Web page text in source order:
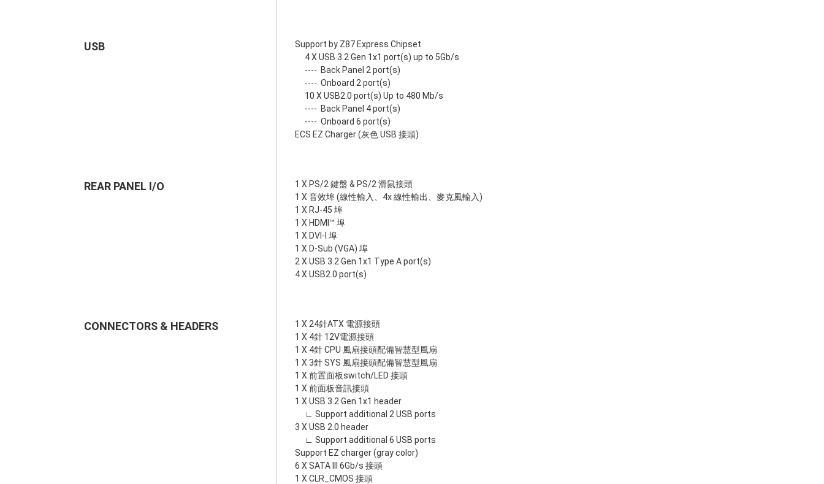
USB
Support by Z87 Express Chipset
4 X USB 3.2 Gen 1x1 port(s) up to 5Gb/s
---- Back Panel 2 port(s)
---- Onboard 2 port(s)
10 X USB2.0 port(s) Up to 480 Mb/s
---- Back Panel 4 port(s)
---- Onboard 6 port(s)
ECS EZ Charger (灰色 USB 接頭)
REAR PANEL I/O
1 X PS/2 鍵盤 & PS/2 滑鼠接頭
1 X 音效埠 (線性輸入、4x 線性輸出、麥克風輸入)
1 X RJ-45 埠
1 X HDMI™ 埠
1 X DVI-I 埠
1 X D-Sub (VGA) 埠
2 X USB 3.2 Gen 1x1 Type A port(s)
4 X USB2.0 port(s)
CONNECTORS & HEADERS
1 X 24針ATX 電源接頭
1 X 4針 12V電源接頭
1 X 4針 CPU 風扇接頭配備智慧型風扇
1 X 3針 SYS 風扇接頭配備智慧型風扇
1 X 前置面板switch/LED 接頭
1 X 前面板音訊接頭
1 X USB 3.2 Gen 1x1 header
∟ Support additional 2 USB ports
3 X USB 2.0 header
∟ Support additional 6 USB ports
Support EZ charger (gray color)
6 X SATA III 6Gb/s 接頭
1 X CLR_CMOS 接頭